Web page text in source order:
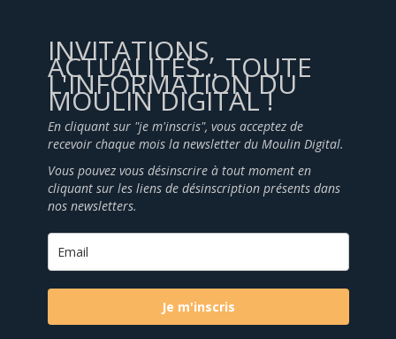
INVITATIONS,
ACTUALITÉS... TOUTE
L'INFORMATION DU
MOULIN DIGITAL !
En cliquant sur "je m'inscris", vous acceptez de
recevoir chaque mois la newsletter du Moulin Digital.
Vous pouvez vous désinscrire à tout moment en
cliquant sur les liens de désinscription présents dans
nos newsletters.
Je m'inscris